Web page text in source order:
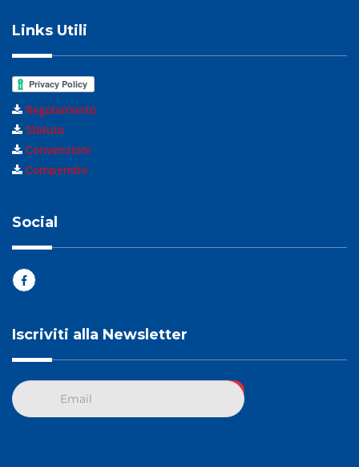
Links Utili
Regolamento
Statuto
Convenzioni
Compendio
Social
Iscriviti alla Newsletter